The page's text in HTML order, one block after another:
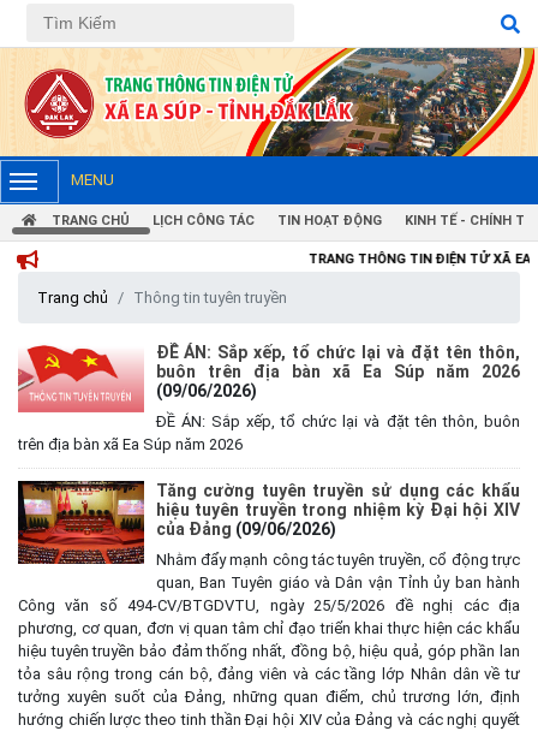
MENU
TRANG CHỦ LỊCH CÔNG TÁC TIN HOẠT ĐỘNG KINH TẾ - CHÍNH TRỊ
TRANG THÔNG TIN ĐIỆN TỬ XÃ EA SÚP
Trang chủ Thông tin tuyên truyền
ĐỀ ÁN: Sắp xếp, tổ chức lại và đặt tên thôn,
buôn trên địa bàn xã Ea Súp năm 2026
(09/06/2026)
ĐỀ ÁN: Sắp xếp, tổ chức lại và đặt tên thôn, buôn
trên địa bàn xã Ea Súp năm 2026
Tăng cường tuyên truyền sử dụng các khẩu
hiệu tuyên truyền trong nhiệm kỳ Đại hội XIV
của Đảng (09/06/2026)
Nhằm đẩy mạnh công tác tuyên truyền, cổ động trực
quan, Ban Tuyên giáo và Dân vận Tỉnh ủy ban hành
Công văn số 494-CV/BTGDVTU, ngày 25/5/2026 đề nghị các địa
phương, cơ quan, đơn vị quan tâm chỉ đạo triển khai thực hiện các khẩu
hiệu tuyên truyền bảo đảm thống nhất, đồng bộ, hiệu quả, góp phần lan
tỏa sâu rộng trong cán bộ, đảng viên và các tầng lớp Nhân dân về tư
tưởng xuyên suốt của Đảng, những quan điểm, chủ trương lớn, định
hướng chiến lược theo tinh thần Đại hội XIV của Đảng và các nghị quyết